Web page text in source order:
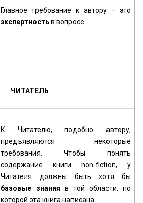
Главное требование к автору – это
экспертностьв вопросе.
ЧИТАТЕЛЬ
К Читателю, подобно автору,
предъявляются некоторые
требования. Чтобы понять
содержание книги non-fiction, у
Читателя должны быть хотя бы
базовые знания в той области, по
которой эта книга написана.